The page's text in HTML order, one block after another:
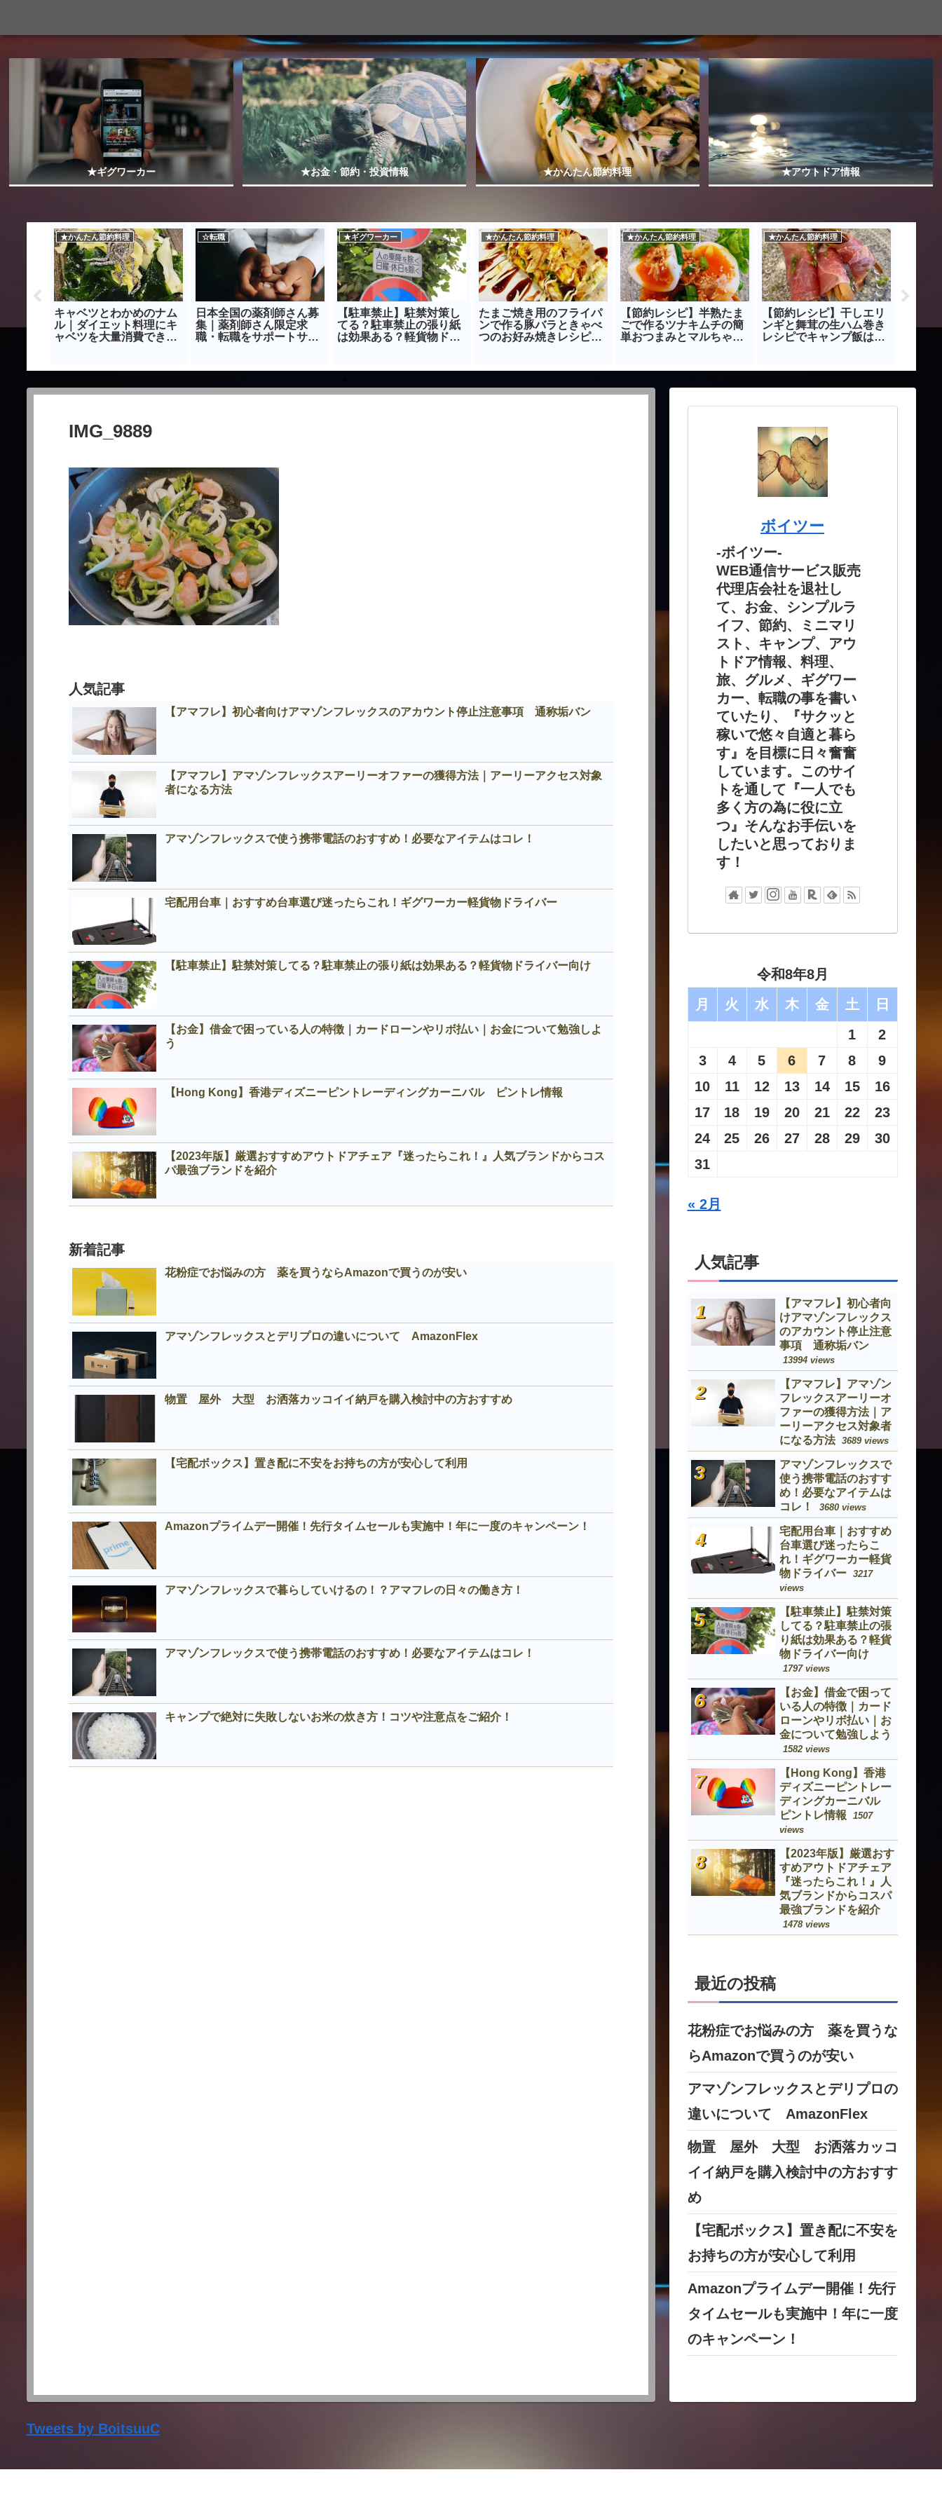
★ギグワーカー ★お金・節約・投資情報 ★かんたん節約料理 ★アウトドア情報
ピー
★かんたん節約料理
キャベツとわかめのナム
ル｜ダイエット料理にキ
ャベツを大量消費できる
☆転職
日本全国の薬剤師さん募
集｜薬剤師さん限定求
職・転職をサポートサイ
★ギグワーカー
【駐車禁止】駐禁対策し
てる？駐車禁止の張り紙
は効果ある？軽貨物ドラ
★かんたん節約料理
たまご焼き用のフライパ
ンで作る豚バラときゃべ
つのお好み焼きレシピ！
★かんたん節約料理
【節約レシピ】半熟たま
ごで作るツナキムチの簡
単おつまみとマルちゃん
★かんたん節約料理
【節約レシピ】干しエリ
ンギと舞茸の生ハム巻き
レシピでキャンプ飯は時
エリ
IMG_9889
人気記事
【アマフレ】初心者向けアマゾンフレックスのアカウント停止注意事項 通称垢バン
【アマフレ】アマゾンフレックスアーリーオファーの獲得方法｜アーリーアクセス対象
者になる方法
アマゾンフレックスで使う携帯電話のおすすめ！必要なアイテムはコレ！
宅配用台車｜おすすめ台車選び迷ったらこれ！ギグワーカー軽貨物ドライバー
【駐車禁止】駐禁対策してる？駐車禁止の張り紙は効果ある？軽貨物ドライバー向け
【お金】借金で困っている人の特徴｜カードローンやリボ払い｜お金について勉強しよ
う
【Hong Kong】香港ディズニーピントレーディングカーニバル ピントレ情報
【2023年版】厳選おすすめアウトドアチェア『迷ったらこれ！』人気ブランドからコス
パ最強ブランドを紹介
新着記事
花粉症でお悩みの方 薬を買うならAmazonで買うのが安い
アマゾンフレックスとデリプロの違いについて AmazonFlex
物置 屋外 大型 お洒落カッコイイ納戸を購入検討中の方おすすめ
【宅配ボックス】置き配に不安をお持ちの方が安心して利用
Amazonプライムデー開催！先行タイムセールも実施中！年に一度のキャンペーン！
アマゾンフレックスで暮らしていけるの！？アマフレの日々の働き方！
アマゾンフレックスで使う携帯電話のおすすめ！必要なアイテムはコレ！
キャンプで絶対に失敗しないお米の炊き方！コツや注意点をご紹介！
ボイツー
-ボイツー-
WEB通信サービス販売
代理店会社を退社し
て、お金、シンプルラ
イフ、節約、ミニマリ
スト、キャンプ、アウ
トドア情報、料理、
旅、グルメ、ギグワー
カー、転職の事を書い
ていたり、『サクッと
稼いで悠々自適と暮ら
す』を目標に日々奮奮
しています。このサイ
トを通して『一人でも
多く方の為に役に立
つ』そんなお手伝いを
したいと思っておりま
す！
令和8年8月
月
火 水 木 金 土
日
1
2
3
4 5 6 7 8
9
10
11 12 13 14 15
16
17
18 19 20 21 22
23
24
25 26 27 28 29
30
31
« 2月
人気記事
【アマフレ】初心者向
けアマゾンフレックス
のアカウント停止注意
事項 通称垢バン
13994 views
【アマフレ】アマゾン
フレックスアーリーオ
ファーの獲得方法｜ア
ーリーアクセス対象者
になる方法
3689 views
アマゾンフレックスで
使う携帯電話のおすす
め！必要なアイテムは
コレ！
3680 views
宅配用台車｜おすすめ
台車選び迷ったらこ
れ！ギグワーカー軽貨
物ドライバー
3217
views
【駐車禁止】駐禁対策
してる？駐車禁止の張
り紙は効果ある？軽貨
物ドライバー向け
1797 views
【お金】借金で困って
いる人の特徴｜カード
ローンやリボ払い｜お
金について勉強しよう
1582 views
【Hong Kong】香港
ディズニーピントレー
ディングカーニバル
ピントレ情報
1507
views
【2023年版】厳選おす
すめアウトドアチェア
『迷ったらこれ！』人
気ブランドからコスパ
最強ブランドを紹介
1478 views
最近の投稿
花粉症でお悩みの方 薬を買うな
らAmazonで買うのが安い
アマゾンフレックスとデリプロの
違いについて AmazonFlex
物置 屋外 大型 お洒落カッコ
イイ納戸を購入検討中の方おすす
め
【宅配ボックス】置き配に不安を
お持ちの方が安心して利用
Amazonプライムデー開催！先行
タイムセールも実施中！年に一度
のキャンペーン！
Tweets by BoitsuuC